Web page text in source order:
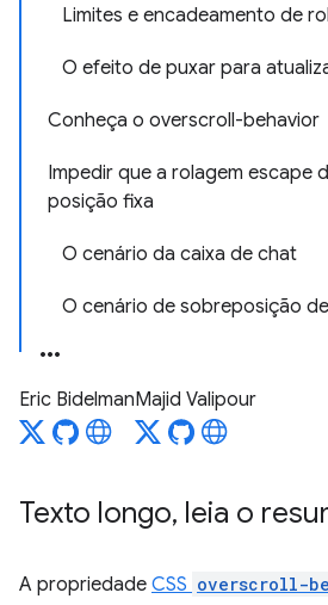
Limites e encadeamento de
O efeito de puxar para
Conheça o overscroll-behavior
Impedir que a rolagem escape
posição fixa
O cenário da caixa de chat
O cenário de sobreposição
Eric BidelmanMajid Valipour
Texto longo, leia o
A propriedade CSS overscroll-